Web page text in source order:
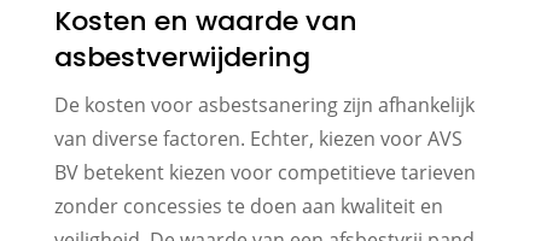
Kosten en waarde van
asbestverwijdering
De kosten voor asbestsanering zijn afhankelijk
van diverse factoren. Echter, kiezen voor AVS
BV betekent kiezen voor competitieve tarieven
zonder concessies te doen aan kwaliteit en